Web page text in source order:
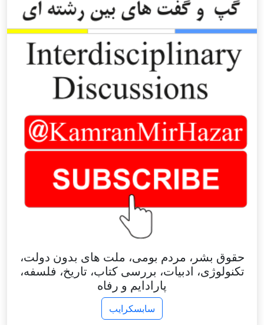
حقوق بشر، مردم بومی، ملت های بدون دولت،
تکنولوژی، ادبیات، بررسی کتاب، تاریخ، فلسفه،
پارادایم و رفاه
سابسکرایب